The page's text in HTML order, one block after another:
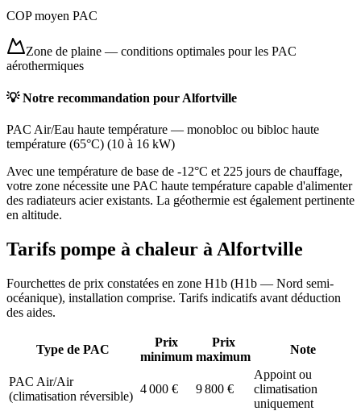
COP moyen PAC
Zone de plaine — conditions optimales pour les PAC
aérothermiques
💡 Notre recommandation pour Alfortville
PAC Air/Eau haute température — monobloc ou bibloc haute
température (65°C) (10 à 16 kW)
Avec une température de base de -12°C et 225 jours de chauffage,
votre zone nécessite une PAC haute température capable d'alimenter
des radiateurs acier existants. La géothermie est également pertinente
en altitude.
Tarifs pompe à chaleur à Alfortville
Fourchettes de prix constatées en zone H1b (H1b — Nord semi-
océanique), installation comprise. Tarifs indicatifs avant déduction
des aides.
Type de PAC
Prix
minimum
Prix
maximum
Note
PAC Air/Air
(climatisation réversible)
4 000 € 9 800 €
Appoint ou
climatisation
uniquement